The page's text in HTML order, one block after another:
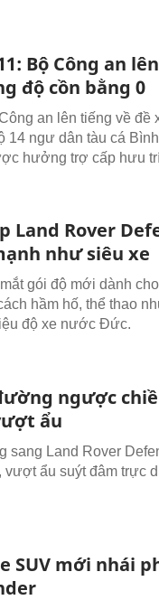
Bộ Công an
độ cồn bằng 0
an lên tiếng về đề
14 ngư dân tàu cá
hưởng trợ cấp hưu
Land Rover
như siêu xe
gói độ mới dành
hầm hố, thể thao
độ xe nước Đức.
ngược
ẩu
sang Land Rover
vượt ẩu suýt đâm trực
SUV mới nhái